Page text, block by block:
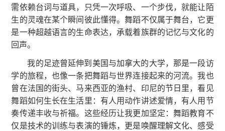
需依赖台词与道具，只凭一次呼吸、一个步伐，就能让陌
生的灵魂在某个瞬间彼此懂得。舞蹈不仅属于舞台，它更
是一种超越语言的生命表达，承载着族群的记忆与文化的
回声。
我的足迹曾延伸到美国与加拿大的大学，那是一段访
学的旅程，也像一条把舞蹈与世界连接起来的河流。我也
曾在法国的街头、马来西亚的渔村、印尼的节日里，看见
舞蹈如何生长在生活里：有人用动作讲述爱情，有人用节
奏传递丰收与祈福。这些经历让我更加坚定：舞蹈教育不
仅是技术的训练与表演的锤炼，更是唤醒理解文化、感受